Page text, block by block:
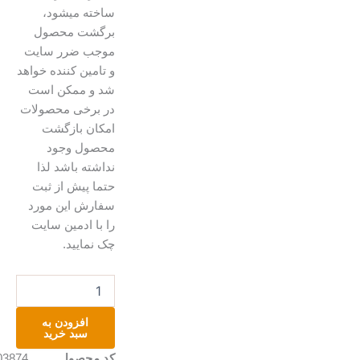
ساخته میشود،
برگشت محصول
موجب ضرر سایت
و تامین کننده خواهد
شد و ممکن است
در برخی محصولات
امکان بازگشت
محصول وجود
نداشته باشد لذا
حتما پیش از ثبت
سفارش این مورد
را با ادمین سایت
چک نمایید.
افزودن به
سبد خرید